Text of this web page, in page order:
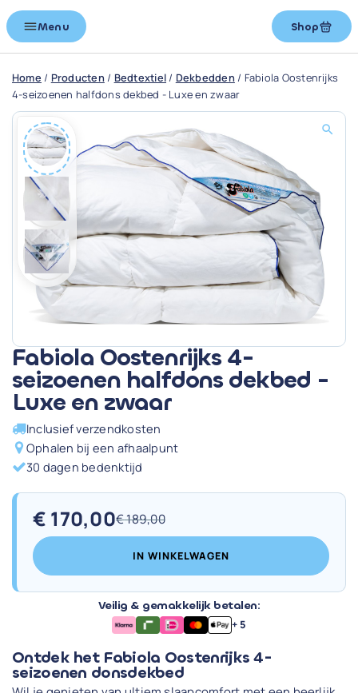
Menu Shop
Home / Producten/ Bedtextiel / Dekbedden/ Fabiola Oostenrijks
4-seizoenen halfdons dekbed - Luxe en zwaar
Fabiola Oostenrijks 4-
seizoenen halfdons dekbed -
Luxe en zwaar
Inclusief verzendkosten
Ophalen bij een afhaalpunt
30 dagen bedenktijd
€189,00
Oorspronkelijke
prijs
was:
€ 189,00.
€ 170,00
Huidige
prijs
is:
€ 170,00.
IN WINKELWAGEN
Veilig & gemakkelijk betalen:
+ 5
Ontdek het Fabiola Oostenrijks 4-
seizoenen donsdekbed